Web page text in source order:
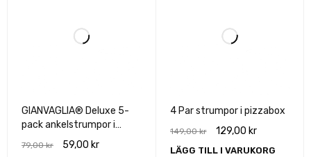
GIANVAGLIA® Deluxe 5-
pack ankelstrumpor i
bomull unisex
79,00kr 59,00 kr
4 Par strumpor i pizzabox
149,00kr 129,00 kr
LÄGG TILL I VARUKORG